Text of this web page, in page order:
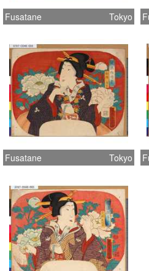
Fusatane Tokyo
Fusatane Tokyo